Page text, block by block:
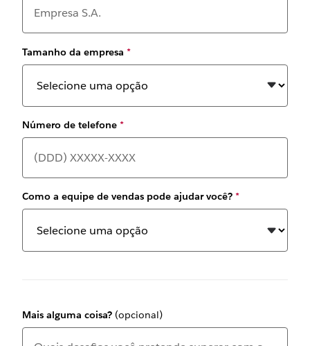
Tamanho da empresa *
Número de telefone *
Como a equipe de vendas pode ajudar você? *
Mais alguma coisa? (opcional)